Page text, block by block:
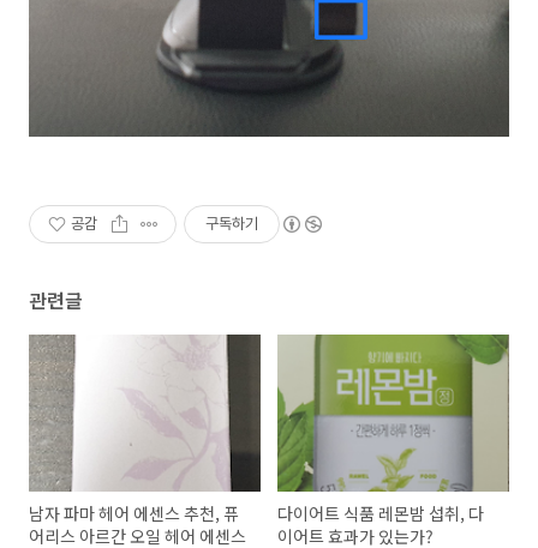
공감 구독하기
관련글
남자 파마 헤어 에센스 추천, 퓨
어리스 아르간 오일 헤어 에센스
다이어트 식품 레몬밤 섭취, 다
이어트 효과가 있는가?